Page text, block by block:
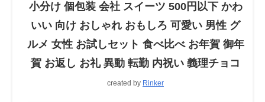
小分け 個包装 会社 スイーツ 500円以下 かわ
いい 向け おしゃれ おもしろ 可愛い 男性 グ
ルメ 女性 お試しセット 食べ比べ お年賀 御年
賀 お返し お礼 異動 転勤 内祝い 義理チョコ
created by Rinker